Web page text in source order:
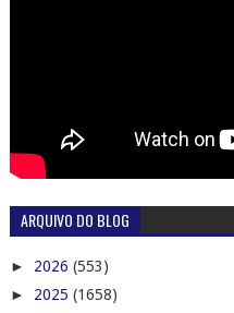
ARQUIVO DO BLOG
► 2026 (553)
► 2025 (1658)